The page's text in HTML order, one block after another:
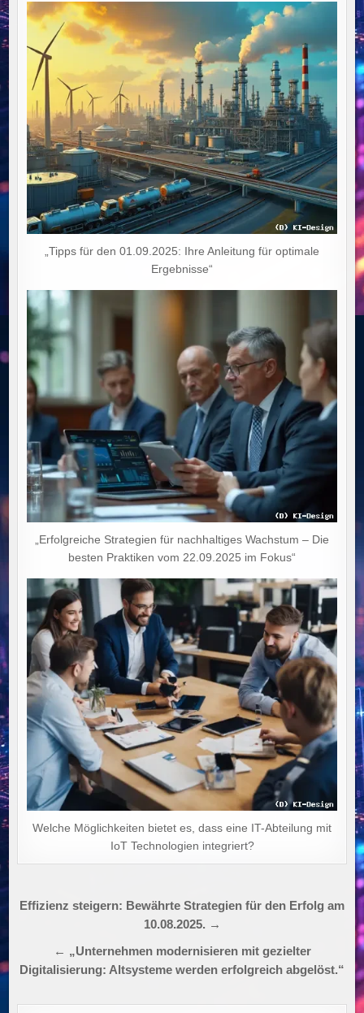
„Tipps für den 01.09.2025: Ihre Anleitung für optimale
Ergebnisse“
„Erfolgreiche Strategien für nachhaltiges Wachstum – Die
besten Praktiken vom 22.09.2025 im Fokus“
Welche Möglichkeiten bietet es, dass eine IT-Abteilung mit
IoT Technologien integriert?
Beitragsnavigation
Effizienz steigern: Bewährte Strategien für den Erfolg am
10.08.2025. →
← „Unternehmen modernisieren mit gezielter
Digitalisierung: Altsysteme werden erfolgreich abgelöst.“